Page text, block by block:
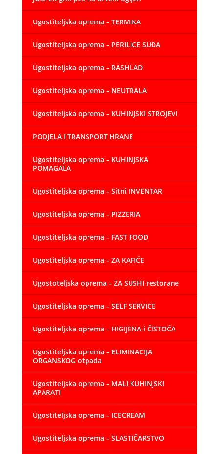
Ugostiteljska oprema – TERMIKA
Ugostiteljska oprema – PERILICE SUĐA
Ugostiteljska oprema – RASHLAD
Ugostiteljska oprema – NEUTRALA
Ugostiteljska oprema – KUHINJSKI STROJEVI
PODJELA I TRANSPORT HRANE
Ugostiteljska oprema – KUHINJSKA
POMAGALA
Ugostiteljska oprema – Sitni INVENTAR
Ugostiteljska oprema – PIZZERIA
Ugostiteljska oprema – FAST FOOD
Ugostiteljska oprema – ZA KAFIĆE
Ugostoteljska oprema – ZA SUSHI restorane
Ugostiteljska oprema – SELF SERVICE
Ugostiteljska oprema – HIGIJENA i ČISTOĆA
Ugostiteljska oprema – ELIMINACIJA
ORGANSKOG otpada
Ugostiteljska oprema – MALI KUHINJSKI
APARATI
Ugostiteljska oprema – ICECREAM
Ugostiteljska oprema – SLASTIČARSTVO